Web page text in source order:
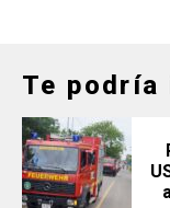
Te podría